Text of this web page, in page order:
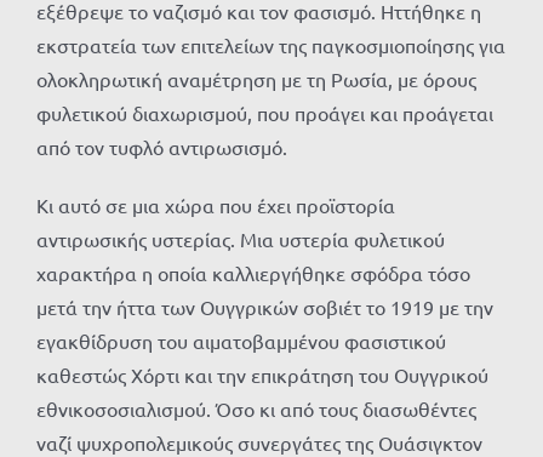
εξέθρεψε το ναζισμό και τον φασισμό. Ηττήθηκε η
εκστρατεία των επιτελείων της παγκοσμιοποίησης για
ολοκληρωτική αναμέτρηση με τη Ρωσία, με όρους
φυλετικού διαχωρισμού, που προάγει και προάγεται
από τον τυφλό αντιρωσισμό.
Κι αυτό σε μια χώρα που έχει προϊστορία
αντιρωσικής υστερίας. Μια υστερία φυλετικού
χαρακτήρα η οποία καλλιεργήθηκε σφόδρα τόσο
μετά την ήττα των Ουγγρικών σοβιέτ το 1919 με την
εγακθίδρυση του αιματοβαμμένου φασιστικού
καθεστώς Χόρτι και την επικράτηση του Ουγγρικού
εθνικοσοσιαλισμού. Όσο κι από τους διασωθέντες
ναζί ψυχροπολεμικούς συνεργάτες της Ουάσιγκτον